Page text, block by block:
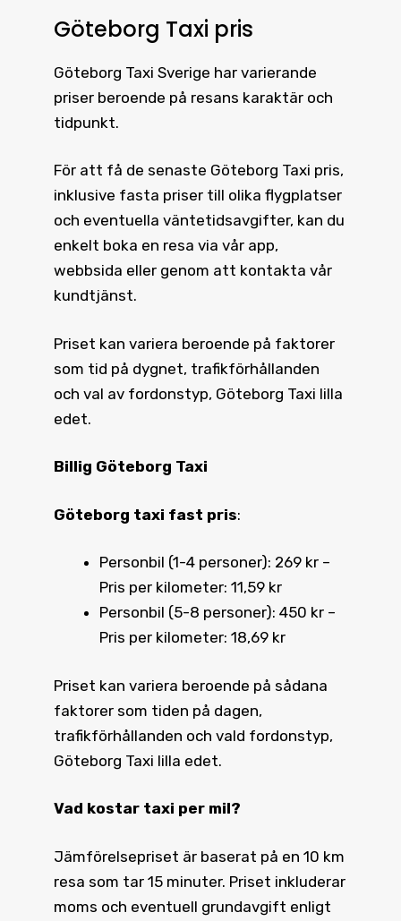
Göteborg Taxi pris
Göteborg Taxi Sverige har varierande
priser beroende på resans karaktär och
tidpunkt.
För att få de senaste Göteborg Taxi pris,
inklusive fasta priser till olika flygplatser
och eventuella väntetidsavgifter, kan du
enkelt boka en resa via vår app,
webbsida eller genom att kontakta vår
kundtjänst.
Priset kan variera beroende på faktorer
som tid på dygnet, trafikförhållanden
och val av fordonstyp, Göteborg Taxi lilla
edet.
Billig Göteborg Taxi
Göteborg taxi fast pris:
Personbil (1-4 personer): 269 kr –
Pris per kilometer: 11,59 kr
Personbil (5-8 personer): 450 kr –
Pris per kilometer: 18,69 kr
Priset kan variera beroende på sådana
faktorer som tiden på dagen,
trafikförhållanden och vald fordonstyp,
Göteborg Taxi lilla edet.
Vad kostar taxi per mil?
Jämförelsepriset är baserat på en 10 km
resa som tar 15 minuter. Priset inkluderar
moms och eventuell grundavgift enligt